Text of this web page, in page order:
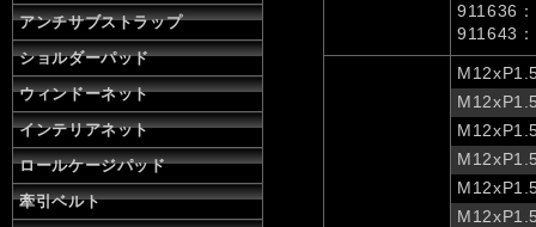
アンチサブストラップ
ショルダーパッド
ウィンドーネット
インテリアネット
ロールケージパッド
牽引ベルト
911636
911643